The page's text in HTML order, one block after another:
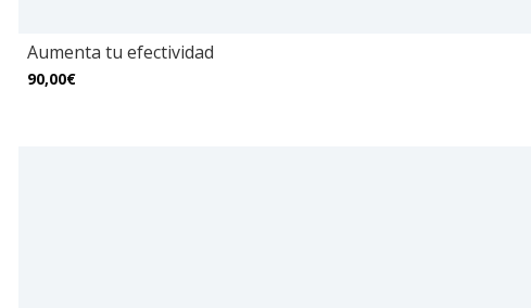
Aumenta tu efectividad
90,00€